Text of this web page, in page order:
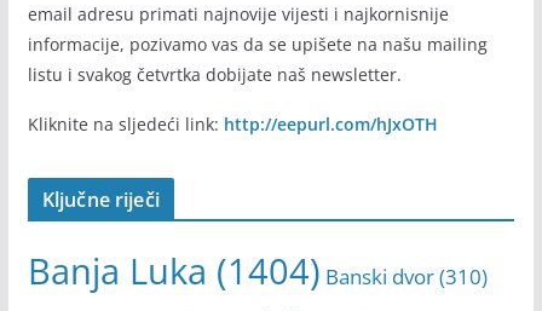
email adresu primati najnovije vijesti i najkornisnije
informacije, pozivamo vas da se upišete na našu mailing
listu i svakog četvrtka dobijate naš newsletter.
Kliknite na sljedeći link: http://eepurl.com/hJxOTH
Ključne riječi
Banja Luka (1404) Banski dvor(310)